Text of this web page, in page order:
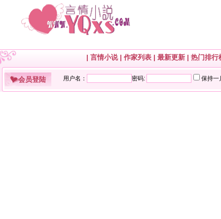
| 言情小说| 作家列表 | 最新更新 | 热门排行
会员登陆